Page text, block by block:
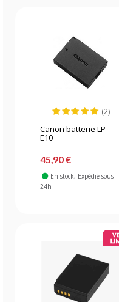
(2)
Canon batterie LP-
E10
45,90 €
En stock, Expédié sous
24h